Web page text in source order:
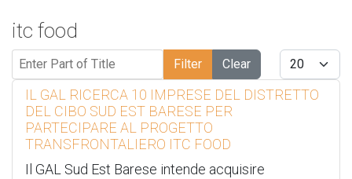
itc food
Enter Part of Title Filter Clear Display #
IL GAL RICERCA 10 IMPRESE DEL DISTRETTO
DEL CIBO SUD EST BARESE PER
PARTECIPARE AL PROGETTO
TRANSFRONTALIERO ITC FOOD
Il GAL Sud Est Barese intende acquisire